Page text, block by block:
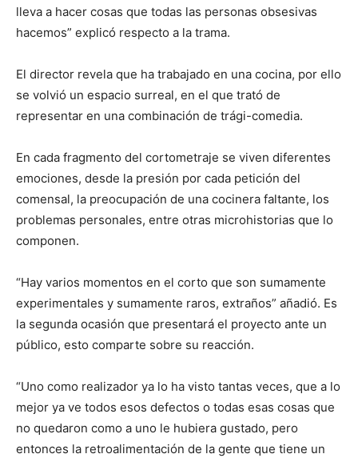
lleva a hacer cosas que todas las personas obsesivas
hacemos” explicó respecto a la trama.
El director revela que ha trabajado en una cocina, por ello
se volvió un espacio surreal, en el que trató de
representar en una combinación de trági-comedia.
En cada fragmento del cortometraje se viven diferentes
emociones, desde la presión por cada petición del
comensal, la preocupación de una cocinera faltante, los
problemas personales, entre otras microhistorias que lo
componen.
“Hay varios momentos en el corto que son sumamente
experimentales y sumamente raros, extraños” añadió. Es
la segunda ocasión que presentará el proyecto ante un
público, esto comparte sobre su reacción.
“Uno como realizador ya lo ha visto tantas veces, que a lo
mejor ya ve todos esos defectos o todas esas cosas que
no quedaron como a uno le hubiera gustado, pero
entonces la retroalimentación de la gente que tiene un